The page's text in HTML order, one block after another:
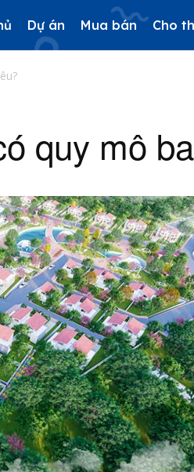
Dự án Mua bán Cho
quy mô